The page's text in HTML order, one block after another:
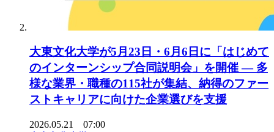
大東文化大学が5月23日・6月6日に「はじめて
のインターンシップ合同説明会」を開催 ― 多
様な業界・職種の115社が集結、納得のファー
ストキャリアに向けた企業選びを支援
2026.05.21 07:00